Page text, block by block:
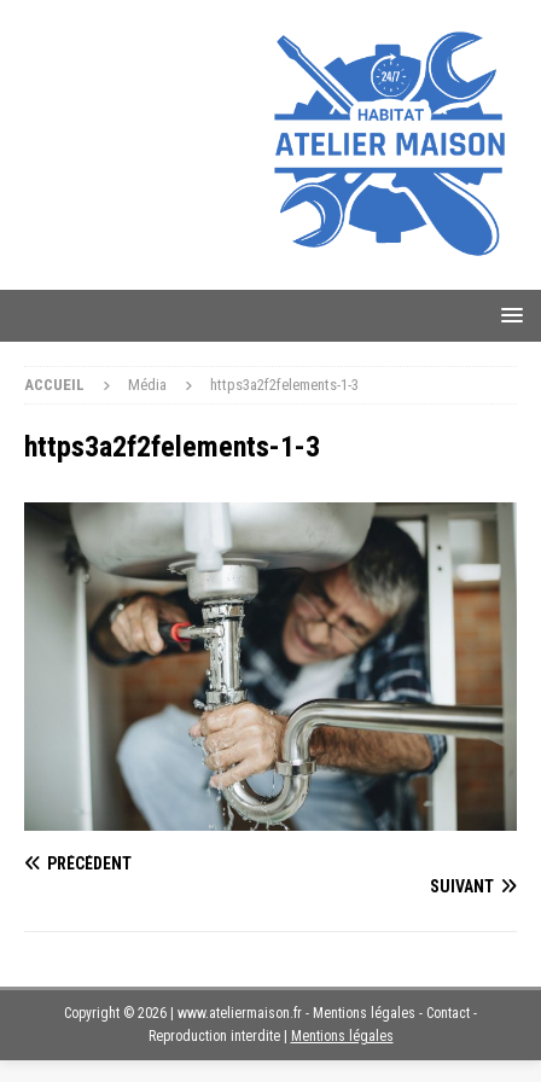
ACCUEIL Média https3a2f2felements-1-3
https3a2f2felements-1-3
PRÉCÉDENT
SUIVANT
Copyright © 2026 | www.ateliermaison.fr - Mentions légales - Contact -
Reproduction interdite
Mentions légales